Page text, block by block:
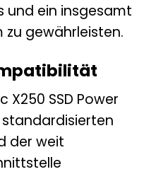
und ein insgesamt
zu gewährleisten.
X250 SSD Power
standardisierten
der weit